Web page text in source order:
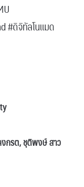
#ดิจิทัลโนแมด
กรต, ชุติพงษ์ สาว